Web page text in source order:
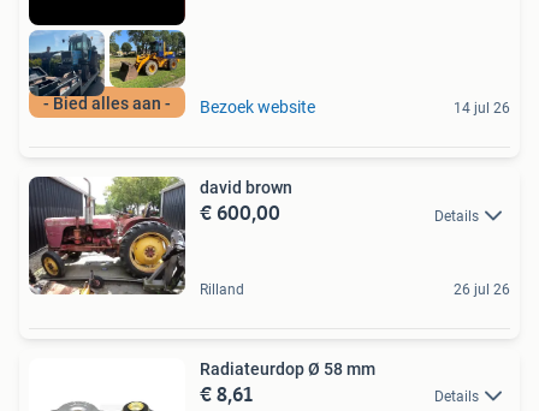
- Bied alles aan - Bezoek website 14 jul 26
david brown
€ 600,00 Details
Rilland 26 jul 26
Radiateurdop Ø 58 mm
€ 8,61 Details